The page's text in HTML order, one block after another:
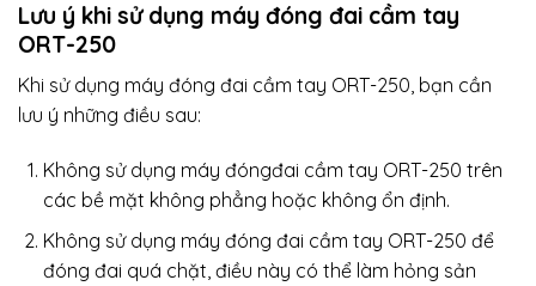
Lưu ý khi sử dụng máy đóng đai cầm tay
ORT-250
Khi sử dụng máy đóng đai cầm tay ORT-250, bạn cần
lưu ý những điều sau:
Không sử dụng máy đóngđai cầm tay ORT-250 trên
các bề mặt không phẳng hoặc không ổn định.
Không sử dụng máy đóng đai cầm tay ORT-250 để
đóng đai quá chặt, điều này có thể làm hỏng sản